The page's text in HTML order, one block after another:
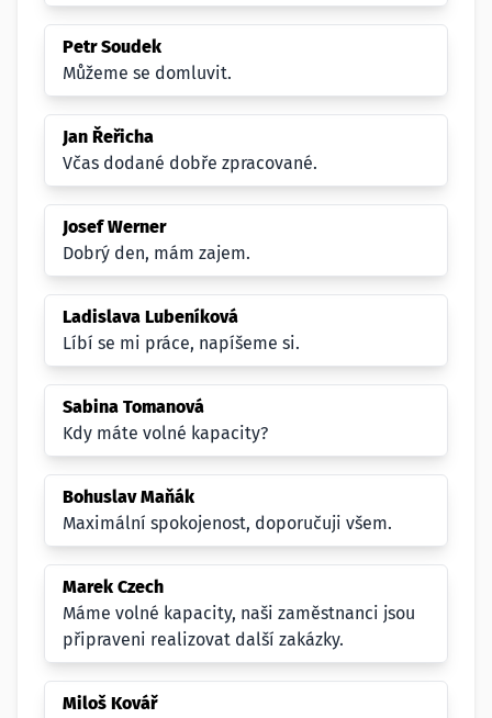
Petr Soudek
Můžeme se domluvit.
Jan Řeřicha
Včas dodané dobře zpracované.
Josef Werner
Dobrý den, mám zajem.
Ladislava Lubeníková
Líbí se mi práce, napíšeme si.
Sabina Tomanová
Kdy máte volné kapacity?
Bohuslav Maňák
Maximální spokojenost, doporučuji všem.
Marek Czech
Máme volné kapacity, naši zaměstnanci jsou
připraveni realizovat další zakázky.
Miloš Kovář